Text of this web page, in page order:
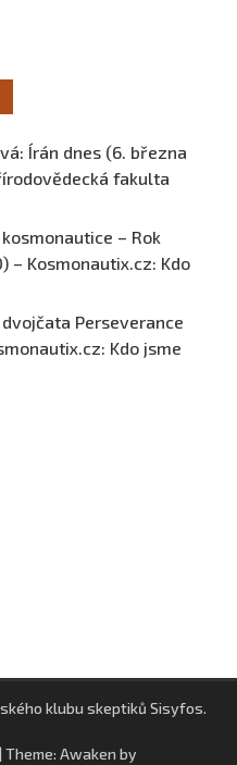
Írán dnes (6. března
fakulta
– Rok
– Kosmonautix.cz: Kdo
Perseverance
: Kdo jsme
klubu skeptiků Sisyfos.
| Theme: Awaken by